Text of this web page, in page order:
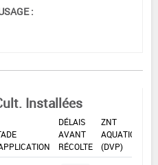
:
Installées
DÉLAIS
AVANT
RÉCOLTE
ZNT
AQUATIQUE
(DVP)